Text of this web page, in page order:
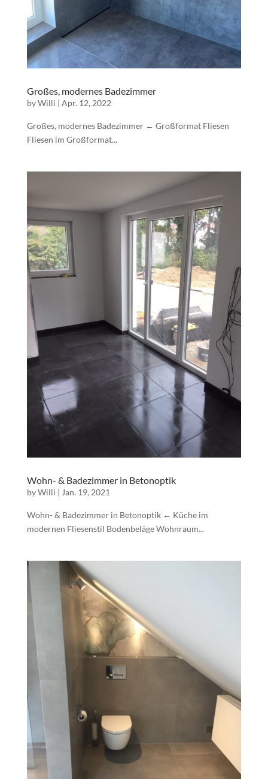
Großes, modernes Badezimmer
byWilli | Apr. 12, 2022
Großes, modernes Badezimmer ← Großformat Fliesen
Fliesen im Großformat...
Wohn- & Badezimmer in Betonoptik
byWilli Jan. 19, 2021
Wohn- & Badezimmer in Betonoptik ← Küche im
modernen Fliesenstil Bodenbeläge Wohnraum...